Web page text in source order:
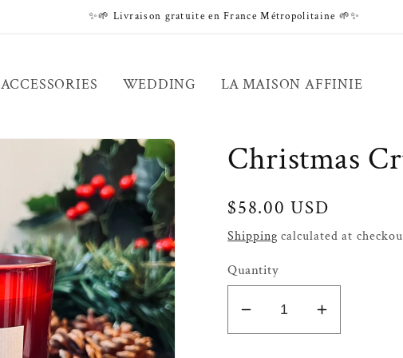
✨🌱 Livraison gratuite en France Métropolitaine 🌱✨
ACCESSORIES WEDDING LA MAISON AFFINIE
Christmas
Regular
price
$58.00 USD
Shipping calculated at
Quantity
Decrease
quantity
Increase
quantity